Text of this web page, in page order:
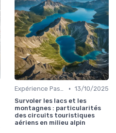
Expérience Passager • 13/10/2025
Survoler les lacs et les
montagnes : particularités
des circuits touristiques
aériens en milieu alpin